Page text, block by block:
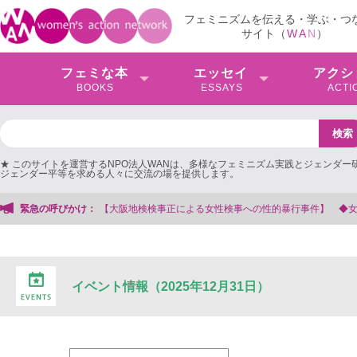
フェミニズムを伝える・学ぶ・つ
サイト（WAN ）
フェミな本
BOOKS
エッセイ
ESSAYS
アクシ
★ このサイトを運営するNPO法人WANは、多様なフェミニズム実践とジェンダー
ジェンダー平等を求める人々に交流の場を提供します。
緊急の呼びかけ：
正による女性検事への性的暴行事件】 ◆女性検事を支援する会事務局
イベント情報（2025年12月31日）